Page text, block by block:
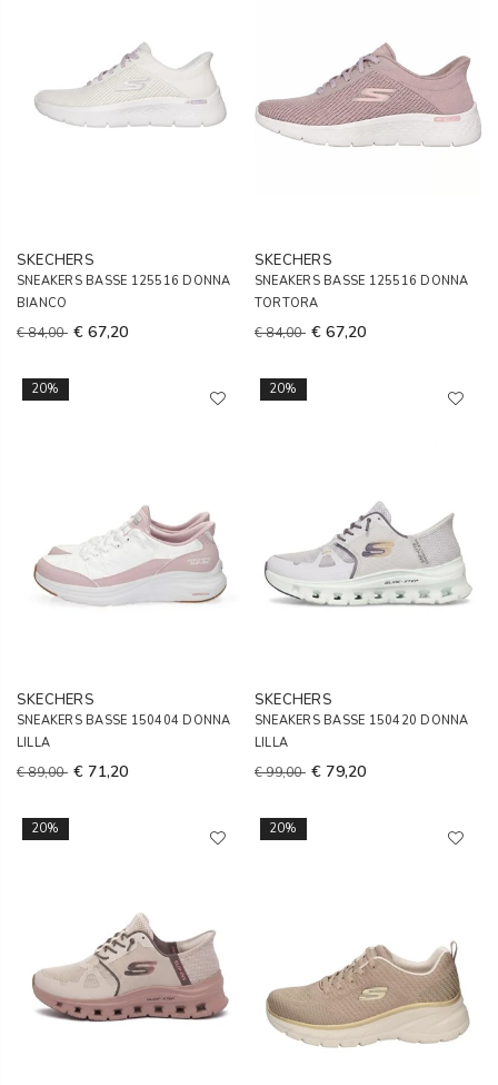
SKECHERS
SNEAKERS BASSE 125516 DONNA
BIANCO
€ 84,00 € 67,20
SKECHERS
SNEAKERS BASSE 125516 DONNA
TORTORA
€ 84,00 € 67,20
20%
SKECHERS
SNEAKERS BASSE 150404 DONNA
LILLA
€ 89,00 € 71,20
20%
SKECHERS
SNEAKERS BASSE 150420 DONNA
LILLA
€ 99,00 € 79,20
20% 20%